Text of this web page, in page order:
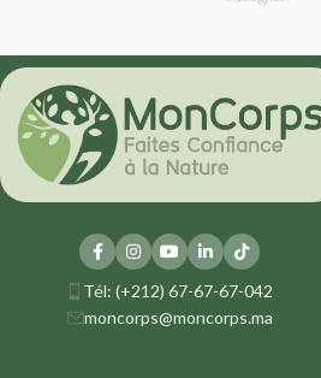
Tél: (+212) 67-67-67-042
moncorps@moncorps.ma